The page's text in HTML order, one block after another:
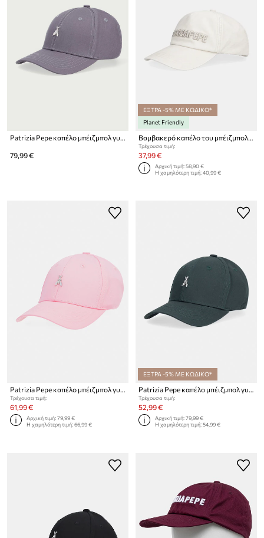
Patrizia Pepe καπέλο μπέιζμπολ γυναικείο βαμβακερό
79,99 €
ΕΞΤΡΑ -5% ΜΕ ΚΩΔΙΚΟ*
Planet Friendly
Βαμβακερό καπέλο του μπέιζμπολ Patrizia Pepe
Τρέχουσα τιμή:
37,99 €
Αρχική τιμή:58,90 €
Η χαμηλότερη τιμή:40,99 €
Patrizia Pepe καπέλο μπέιζμπολ γυναικείο βαμβακερό
Τρέχουσα τιμή:
61,99 €
Αρχική τιμή:79,99 €
Η χαμηλότερη τιμή:66,99 €
ΕΞΤΡΑ -5% ΜΕ ΚΩΔΙΚΟ*
Patrizia Pepe καπέλο μπέιζμπολ γυναικείο βαμβακερό
Τρέχουσα τιμή:
52,99 €
Αρχική τιμή:79,99 €
Η χαμηλότερη τιμή:54,99 €